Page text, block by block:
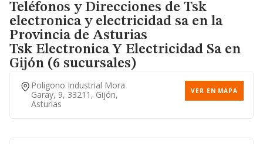
Teléfonos y Direcciones de Tsk
electronica y electricidad sa en la
Provincia de Asturias
Tsk Electronica Y Electricidad Saen
Gijón (6 sucursales)
Poligono Industrial Mora
Garay, 9, 33211, Gijón,
Asturias
VER EN MAPA